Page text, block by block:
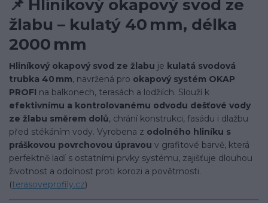
Hliníkový okapový svod ze
žlabu – kulatý 40 mm, délka
2000 mm
Hliníkový okapový svod ze žlabu je kulatá svodová
trubka 40 mm, navržená pro okapový systém OKAP
PROFI na balkonech, terasách a lodžiích. Slouží k
efektivnímu a kontrolovanému odvodu dešťové vody
ze žlabu směrem dolů, chrání konstrukci, fasádu i dlažbu
před stékáním vody. Vyrobena z odolného hliníku s
práškovou povrchovou úpravou v grafitové barvě, která
perfektně ladí s ostatními prvky systému, zajišťuje dlouhou
životnost a odolnost proti korozi a povětrnosti.
(terasoveprofily.cz)